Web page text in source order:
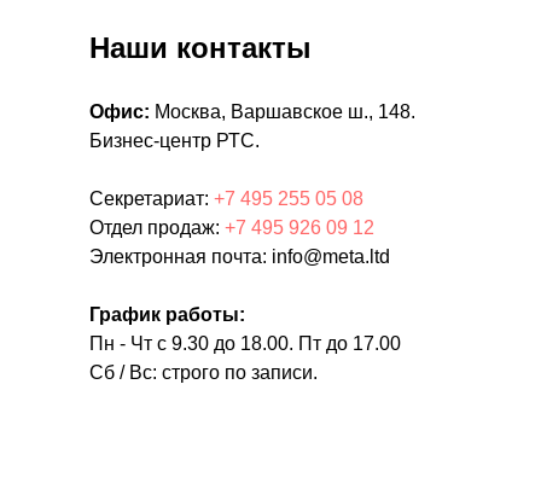
Офис: Москва, Варшавское ш., 148.
Бизнес-центр РТС.
Секретариат: +7 495 255 05 08
Отдел продаж: +7 495 926 09 12
Электронная почта: info@meta.ltd
График работы:
Пн - Чт с 9.30 до 18.00. Пт до 17.00
Сб / Вс: строго по записи.
Наши контакты